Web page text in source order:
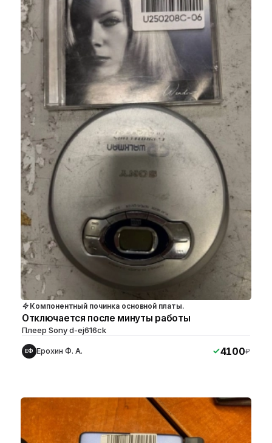
Компонентный починка основной платы.
Отключается после минуты работы
Плеер Sony d-ej616ck
ЕФ Ерохин Ф. А. 4100₽